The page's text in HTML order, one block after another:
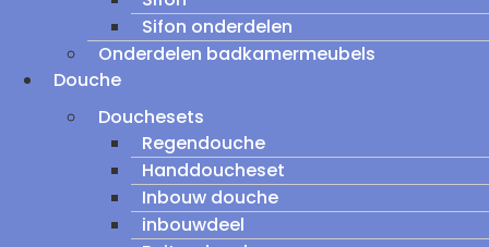
Sifon onderdelen
Onderdelen badkamermeubels
Douche
Douchesets
Regendouche
Handdoucheset
Inbouw douche
inbouwdeel